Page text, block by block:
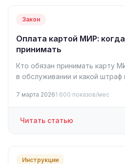
Закон
Оплата картой МИР:
принимать
Кто обязан принимать карту
в обслуживании и какой штраф
7 марта 20261 600 показов/мес
Читать статью
Инструкции